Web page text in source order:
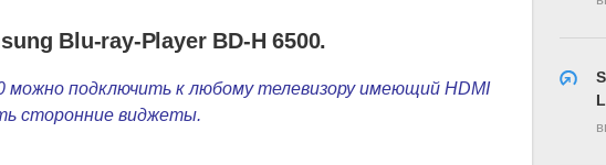
Blu-ray-Player BD-H 6500.
подключить к любому телевизору имеющий HDMI
сторонние виджеты.